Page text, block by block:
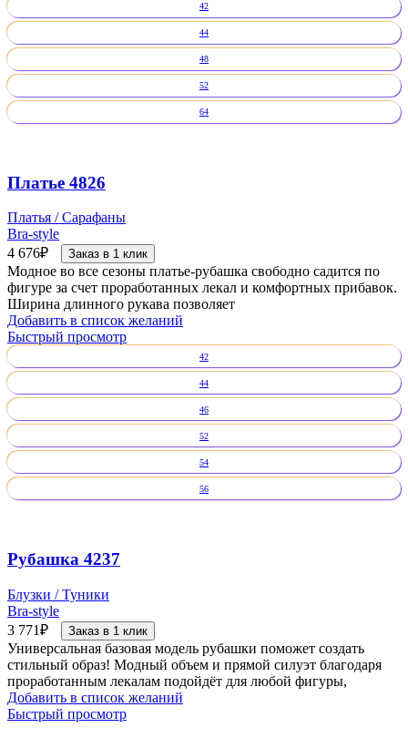
42
44
48
52
64
Платье 4826
Платья / Сарафаны
Bra-style
4 676₽ Заказ в 1 клик
Модное во все сезоны платье-рубашка свободно садится по
фигуре за счет проработанных лекал и комфортных прибавок.
Ширина длинного рукава позволяет
Добавить в список желаний
Быстрый просмотр
42
44
46
52
54
56
Рубашка 4237
Блузки / Туники
Bra-style
3 771₽ Заказ в 1 клик
Универсальная базовая модель рубашки поможет создать
стильный образ! Модный объем и прямой силуэт благодаря
проработанным лекалам подойдёт для любой фигуры,
Добавить в список желаний
Быстрый просмотр